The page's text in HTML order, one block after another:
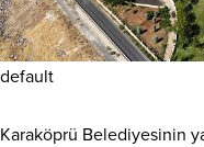
default
Karaköprü Belediyesinin